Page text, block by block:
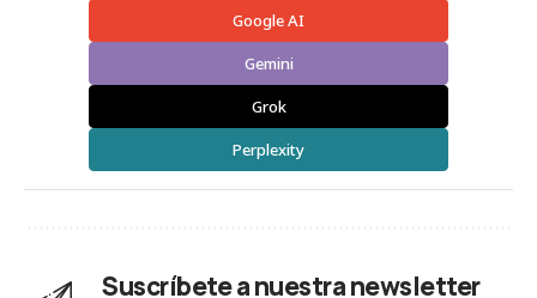
Google AI
Gemini
Grok
Perplexity
Suscríbete a nuestra newsletter